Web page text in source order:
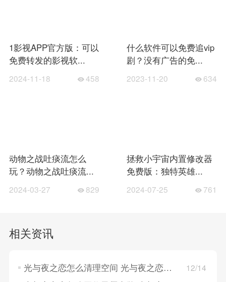
1影视APP官方版：可以
免费转发的影视软...
2024-11-18 458
什么软件可以免费追vip
剧？没有广告的免...
2023-11-20 634
动物之战吐痰流怎么
玩？动物之战吐痰流...
2024-03-27 829
拯救小宇宙内置修改器
免费版：独特英雄...
2024-07-25 761
相关资讯
光与夜之恋怎么清理空间 光与夜之恋清理空间的方法 12/14